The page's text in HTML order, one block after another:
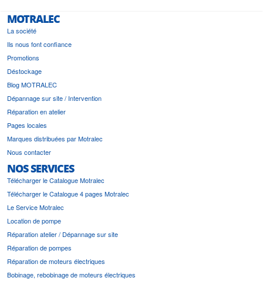
MOTRALEC
La société
Ils nous font confiance
Promotions
Déstockage
Blog MOTRALEC
Dépannage sur site / Intervention
Réparation en atelier
Pages locales
Marques distribuées par Motralec
Nous contacter
NOS SERVICES
Télécharger le Catalogue Motralec
Télécharger le Catalogue 4 pages Motralec
Le Service Motralec
Location de pompe
Réparation atelier / Dépannage sur site
Réparation de pompes
Réparation de moteurs électriques
Bobinage, rebobinage de moteurs électriques